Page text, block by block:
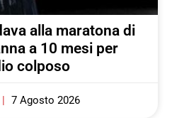
alla maratona di
a 10 mesi per
colposo
7 Agosto 2026